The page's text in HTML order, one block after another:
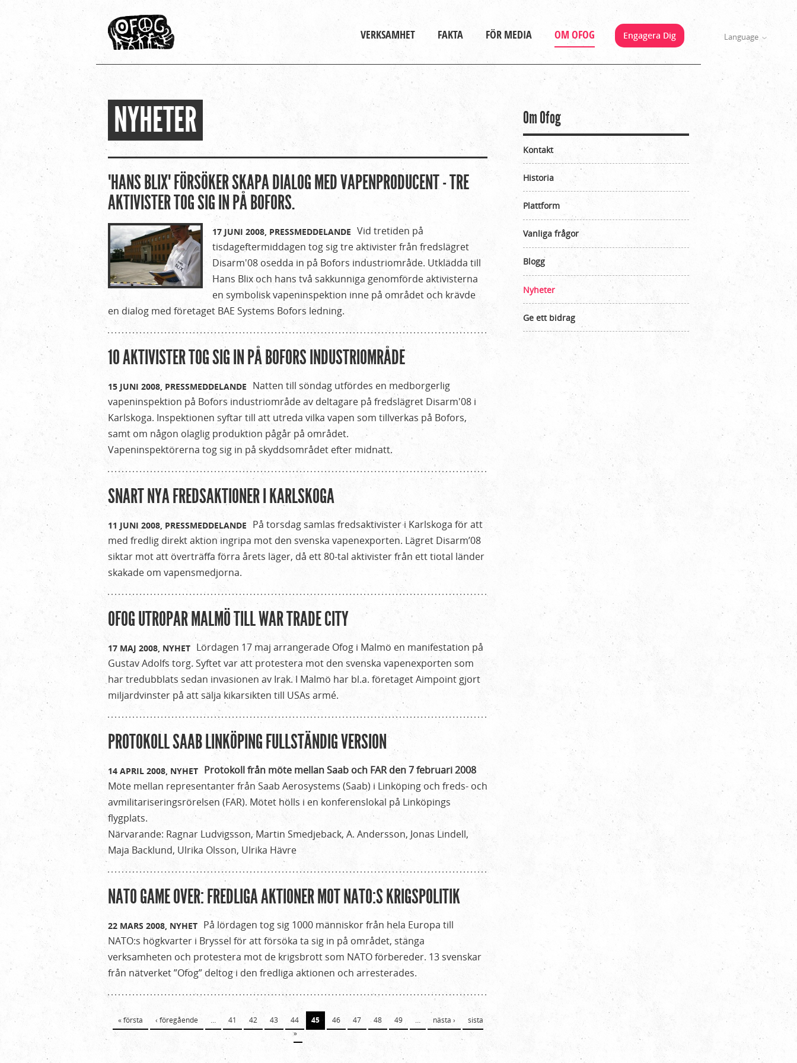
Gå till huvudinnehåll
Language
Huvudmeny
VERKSAMHET FAKTA FÖR MEDIA OM OFOG Engagera Dig
Du
är
Hem
›
Nyheter
NYHETER
"HANS BLIX" FÖRSÖKER SKAPA DIALOG MED VAPENPRODUCENT - TRE
AKTIVISTER TOG SIG IN PÅ BOFORS.
17 JUNI 2008, PRESSMEDDELANDE Vid tretiden på
tisdageftermiddagen tog sig tre aktivister från fredslägret
Disarm'08 osedda in på Bofors industriområde. Utklädda till
Hans Blix och hans två sakkunniga genomförde aktivisterna
en symbolisk vapeninspektion inne på området och krävde
en dialog med företaget BAE Systems Bofors ledning.
10 AKTIVISTER TOG SIG IN PÅ BOFORS INDUSTRIOMRÅDE
15 JUNI 2008, PRESSMEDDELANDE
Natten till söndag utfördes en medborgerlig
vapeninspektion på Bofors industriområde av deltagare på fredslägret Disarm'08 i
Karlskoga. Inspektionen syftar till att utreda vilka vapen som tillverkas på Bofors,
samt om någon olaglig produktion pågår på området.
Vapeninspektörerna tog sig in på skyddsområdet efter midnatt.
SNART NYA FREDSAKTIONER I KARLSKOGA
11 JUNI 2008, PRESSMEDDELANDE
På torsdag samlas fredsaktivister i Karlskoga för att
med fredlig direkt aktion ingripa mot den svenska vapenexporten. Lägret Disarm’08
siktar mot att överträffa förra årets läger, då ett 80-tal aktivister från ett tiotal länder
skakade om vapensmedjorna.
OFOG UTROPAR MALMÖ TILL WAR TRADE CITY
17 MAJ 2008, NYHET Lördagen 17 maj arrangerade Ofog i Malmö en manifestation på
Gustav Adolfs torg. Syftet var att protestera mot den svenska vapenexporten som
har tredubblats sedan invasionen av Irak. I Malmö har bl.a. företaget Aimpoint gjort
miljardvinster på att sälja kikarsikten till USAs armé.
PROTOKOLL SAAB LINKÖPING FULLSTÄNDIG VERSION
14 APRIL 2008, NYHET Protokoll från möte mellan Saab och FAR den 7 februari 2008
Möte mellan representanter från Saab Aerosystems (Saab) i Linköping och freds- och
avmilitariseringsrörelsen (FAR). Mötet hölls i en konferenslokal på Linköpings
flygplats.
Närvarande: Ragnar Ludvigsson, Martin Smedjeback, A. Andersson, Jonas Lindell,
Maja Backlund, Ulrika Olsson, Ulrika Hävre
NATO GAME OVER: FREDLIGA AKTIONER MOT NATO:S KRIGSPOLITIK
22 MARS 2008, NYHET På lördagen tog sig 1000 människor från hela Europa till
NATO:s högkvarter i Bryssel för att försöka ta sig in på området, stänga
verksamheten och protestera mot de krigsbrott som NATO förbereder. 13 svenskar
från nätverket ”Ofog” deltog i den fredliga aktionen och arresterades.
Sidor
« första ‹ föregående … 41 42 43 44 45 46 47 48 49 … nästa ›
sista
»
Om Ofog
Kontakt
Historia
Plattform
Vanliga frågor
Blogg
Nyheter
Ge ett bidrag